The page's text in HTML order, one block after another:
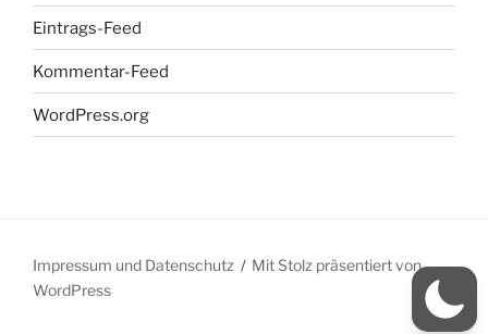
Eintrags-Feed
Kommentar-Feed
WordPress.org
Impressum und Datenschutz
Mit Stolz präsentiert von
WordPress